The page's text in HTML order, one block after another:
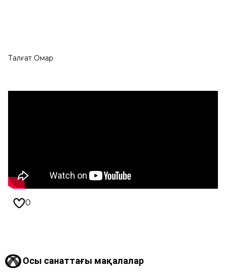
Талғат Омар
0
Осы санаттағы мақалалар